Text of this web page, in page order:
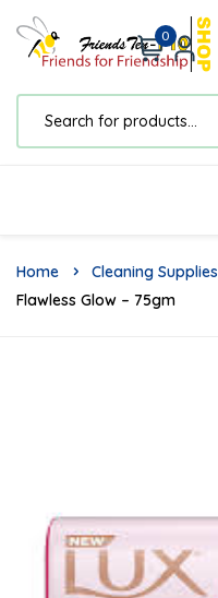
0
Home Cleaning Supplies
Flawless Glow – 75gm